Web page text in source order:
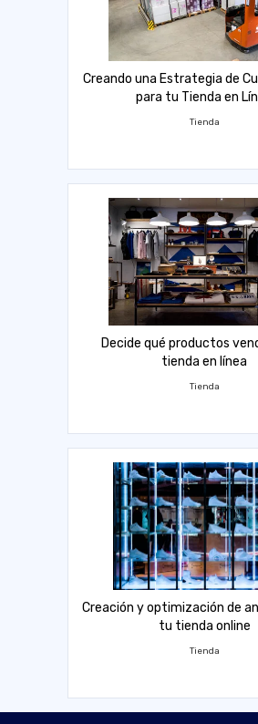
Creando una Estrategia de
para tu Tienda en
Tienda
Decide qué productos
tienda en línea
Tienda
Creación y optimización de
tu tienda online
Tienda